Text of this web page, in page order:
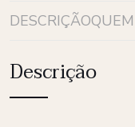
DESCRIÇÃO
Descrição